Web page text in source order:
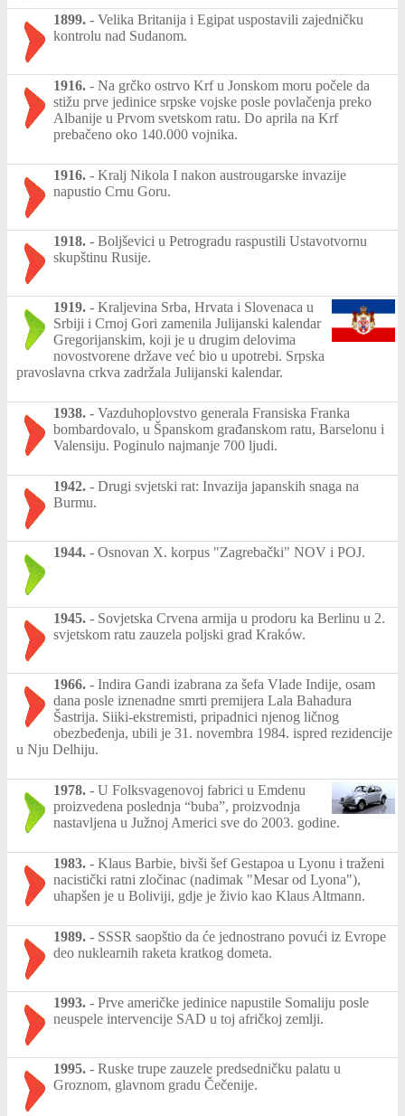
1899. - Velika Britanija i Egipat uspostavili zajedničku
kontrolu nad Sudanom.
1916. - Na grčko ostrvo Krf u Jonskom moru počele da
stižu prve jedinice srpske vojske posle povlačenja preko
Albanije u Prvom svetskom ratu. Do aprila na Krf
prebačeno oko 140.000 vojnika.
1916. - Kralj Nikola I nakon austrougarske invazije
napustio Crnu Goru.
1918. - Boljševici u Petrogradu raspustili Ustavotvornu
skupštinu Rusije.
1919. - Kraljevina Srba, Hrvata i Slovenaca u
Srbiji i Crnoj Gori zamenila Julijanski kalendar
Gregorijanskim, koji je u drugim delovima
novostvorene države već bio u upotrebi. Srpska
pravoslavna crkva zadržala Julijanski kalendar.
1938. - Vazduhoplovstvo generala Fransiska Franka
bombardovalo, u Španskom građanskom ratu, Barselonu i
Valensiju. Poginulo najmanje 700 ljudi.
1942. - Drugi svjetski rat: Invazija japanskih snaga na
Burmu.
1944. - Osnovan X. korpus "Zagrebački" NOV i POJ.
1945. - Sovjetska Crvena armija u prodoru ka Berlinu u 2.
svjetskom ratu zauzela poljski grad Kraków.
1966. - Indira Gandi izabrana za šefa Vlade Indije, osam
dana posle iznenadne smrti premijera Lala Bahadura
Šastrija. Siiki-ekstremisti, pripadnici njenog ličnog
obezbeđenja, ubili je 31. novembra 1984. ispred rezidencije
u Nju Delhiju.
1978. - U Folksvagenovoj fabrici u Emdenu
proizvedena poslednja “buba”, proizvodnja
nastavljena u Južnoj Americi sve do 2003. godine.
1983. - Klaus Barbie, bivši šef Gestapoa u Lyonu i traženi
nacistički ratni zločinac (nadimak "Mesar od Lyona"),
uhapšen je u Boliviji, gdje je živio kao Klaus Altmann.
1989. - SSSR saopštio da će jednostrano povući iz Evrope
deo nuklearnih raketa kratkog dometa.
1993. - Prve američke jedinice napustile Somaliju posle
neuspele intervencije SAD u toj afričkoj zemlji.
1995. - Ruske trupe zauzele predsedničku palatu u
Groznom, glavnom gradu Čečenije.